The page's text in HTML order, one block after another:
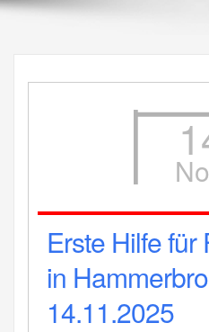
Erste Hilfe für
in
14.11.2025